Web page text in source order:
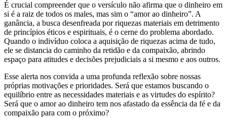
É crucial compreender que o versículo não afirma que o dinheiro em
si é a raiz de todos os males, mas sim o “amor ao dinheiro”. A
ganância, a busca desenfreada por riquezas materiais em detrimento
de princípios éticos e espirituais, é o cerne do problema abordado.
Quando o indivíduo coloca a aquisição de riquezas acima de tudo,
ele se distancia do caminho da retidão e da compaixão, abrindo
espaço para atitudes e decisões prejudiciais a si mesmo e aos outros.
Esse alerta nos convida a uma profunda reflexão sobre nossas
próprias motivações e prioridades. Será que estamos buscando o
equilíbrio entre as necessidades materiais e as virtudes do espírito?
Será que o amor ao dinheiro tem nos afastado da essência da fé e da
compaixão para com o próximo?